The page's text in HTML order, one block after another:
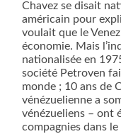
Chavez se disait
américain pour
voulait que le
économie. Mais
nationalisée en
société Petroven
monde ; 10 ans de
vénézuelienne a
vénézueliens – ont
compagnies dans